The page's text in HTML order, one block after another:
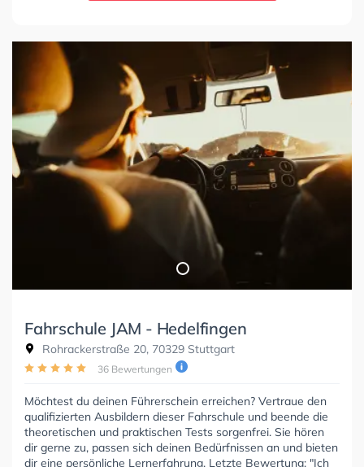
Fahrschule JAM - Hedelfingen
Rohrackerstraße 20, 70329 Stuttgart
36 Bewertungen
Möchtest du deinen Führerschein erreichen? Vertraue den
qualifizierten Ausbildern dieser Fahrschule und beende die
theoretischen und praktischen Tests sorgenfrei. Sie hören
dir gerne zu, passen sich deinen Bedürfnissen an und bieten
dir eine persönliche Lernerfahrung. Letzte Bewertung: "Ich